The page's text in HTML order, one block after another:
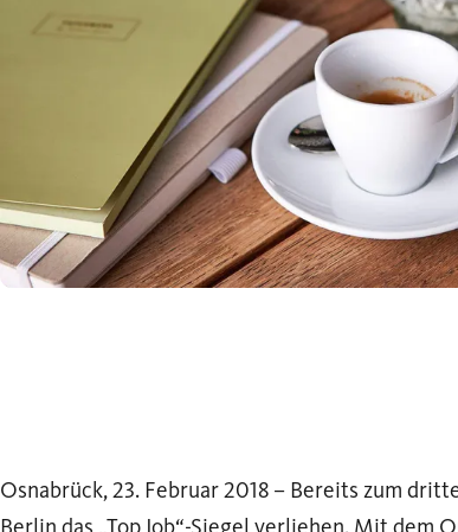
Osnabrück, 23. Februar 2018 – Bereits zum
Berlin das „Top Job“-Siegel verliehen. Mit dem